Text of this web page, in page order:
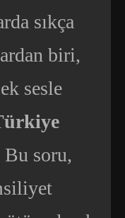
sıkça
biri,
sesle
Bu soru,